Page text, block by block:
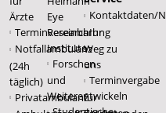
Ärzte
Terminvereinbarung
Notfallambulanz
(24h
täglich)
Privatambulanz
Eye
Research
Institute
Forschen
und
Weiterentwickeln
Kontaktdaten/
Ihr
Weg zu
uns
Terminvergabe
für